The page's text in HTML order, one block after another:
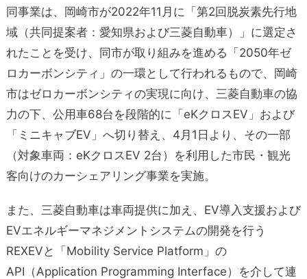
同事業は、岡崎市が2022年11月に「第2回脱炭素先行地
域（共同提案者：愛知県および三菱自動車）」に選定さ
れたことを受け、同市が取り組みを進める「2050年ゼ
ロカーボンシティ」の一環として行われるもので、岡崎
市はゼロカーボンシティの実現に向け、三菱自動車の協
力の下、公用車68台を段階的に「eKクロスEV」および
「ミニキャブEV」へ切り替え、4月1日より、その一部
（対象車両：eKクロスEV 2台）を利用した市民・観光
客向けのカーシェアリング事業を実施。
また、三菱自動車は車両提供に加え、EV導入支援および
EVエネルギーマネジメントシステムの開発を行う
REXEVと「Mobility Service Platform」の
API（Application Programming Interface）を介して連